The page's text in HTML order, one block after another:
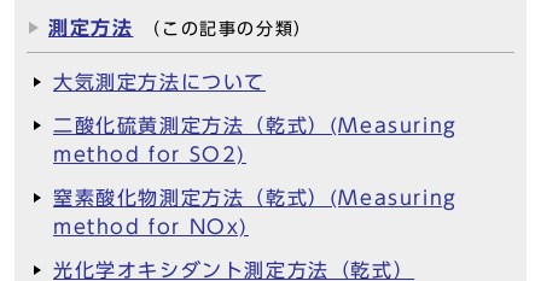
測定方法 （この記事の分類）
大気測定方法について
二酸化硫黄測定方法（乾式）(Measuring
method for SO2)
窒素酸化物測定方法（乾式）(Measuring
method for NOx)
光化学オキシダント測定方法（乾式）